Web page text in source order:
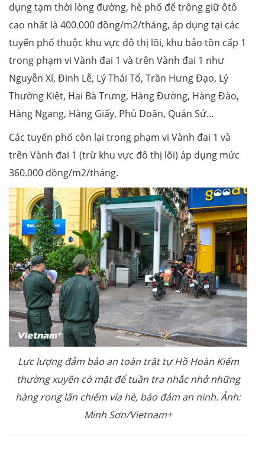
dụng tạm thời lòng đường, hè phố để trông giữ ôtô
cao nhất là 400.000 đồng/m2/tháng, áp dụng tại các
tuyến phố thuộc khu vực đô thị lõi, khu bảo tồn cấp 1
trong phạm vi Vành đai 1 và trên Vành đai 1 như
Nguyễn Xí, Đinh Lễ, Lý Thái Tổ, Trần Hưng Đạo, Lý
Thường Kiệt, Hai Bà Trưng, Hàng Đường, Hàng Đào,
Hàng Ngang, Hàng Giấy, Phủ Doãn, Quán Sứ…
Các tuyến phố còn lại trong phạm vi Vành đai 1 và
trên Vành đai 1 (trừ khu vực đô thị lõi) áp dụng mức
360.000 đồng/m2/tháng.
Lực lượng đảm bảo an toàn trật tự Hồ Hoàn Kiếm
thường xuyên có mặt để tuần tra nhắc nhở những
hàng rong lấn chiếm vỉa hè, bảo đảm an ninh. Ảnh:
Minh Sơn/Vietnam+